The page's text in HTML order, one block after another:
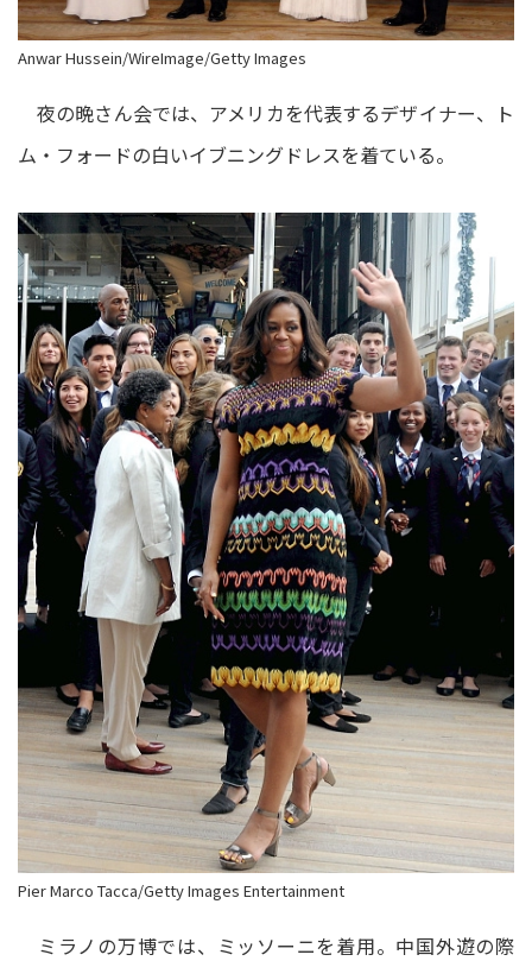
Anwar Hussein/WireImage/Getty Images
夜の晩さん会では、アメリカを代表するデザイナー、ト
ム・フォードの白いイブニングドレスを着ている。
Pier Marco Tacca/Getty Images Entertainment
ミラノの万博では、ミッソーニを着用。中国外遊の際